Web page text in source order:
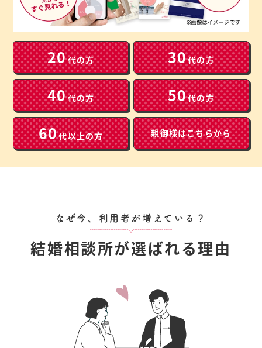
20代の方 30代の方
40代の方 50代の方
60代以上の方 親御様はこちらから
なぜ今、利用者が増えている？
結婚相談所が選ばれる理由